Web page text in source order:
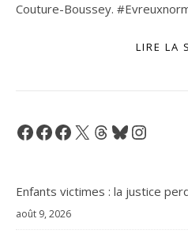
Couture-Boussey.
LIRE LA
Facebook
Facebook
Facebook
X Threads
BlueskyInstagram
Enfants victimes : la justice
août 9, 2026